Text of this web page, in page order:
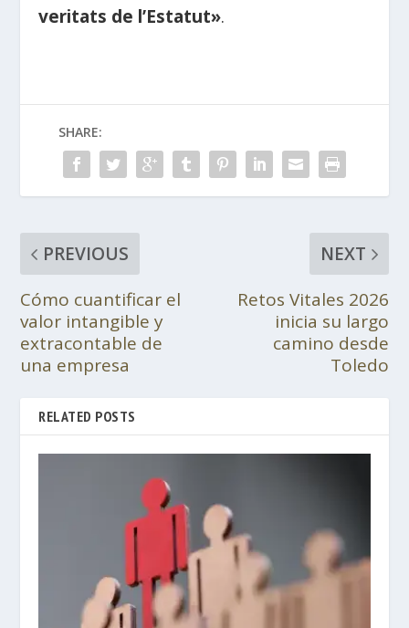
veritats de l’Estatut».
SHARE:
PREVIOUS
Cómo cuantificar el
valor intangible y
extracontable de
una empresa
NEXT
Retos Vitales 2026
inicia su largo
camino desde
Toledo
RELATED POSTS